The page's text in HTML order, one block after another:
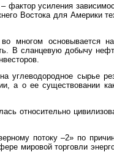
– фактор усиления
Востока для Америки
многом основывается на
В сланцевую добычу
углеводородное сырье
а о ее существовании
относительно
потоку –2» по
мировой торговли